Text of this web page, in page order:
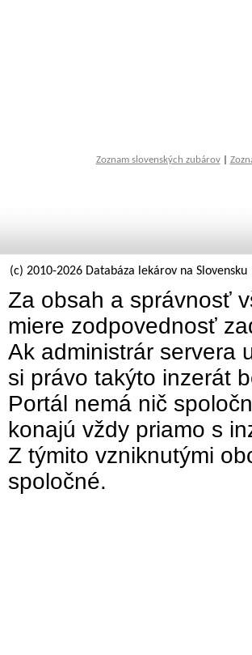
Zoznam slovenských zubárov|
(c) 2010-2026 Databáza lekárov na Slovensku
Za obsah a správnosť
miere zodpovednosť
Ak administrár servera
si právo takýto inzerát
Portál nemá nič
konajú vždy priamo s
Z týmito vzniknutými
spoločné.